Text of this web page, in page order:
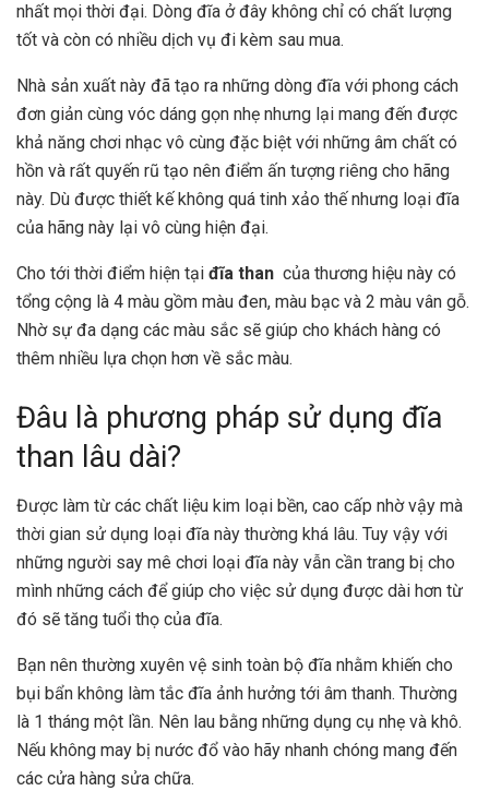
nhất mọi thời đại. Dòng đĩa ở đây không chỉ có chất lượng
tốt và còn có nhiều dịch vụ đi kèm sau mua.
Nhà sản xuất này đã tạo ra những dòng đĩa với phong cách
đơn giản cùng vóc dáng gọn nhẹ nhưng lại mang đến được
khả năng chơi nhạc vô cùng đặc biệt với những âm chất có
hồn và rất quyến rũ tạo nên điểm ấn tượng riêng cho hãng
này. Dù được thiết kế không quá tinh xảo thế nhưng loại đĩa
của hãng này lại vô cùng hiện đại.
Cho tới thời điểm hiện tại đĩa than của thương hiệu này có
tổng cộng là 4 màu gồm màu đen, màu bạc và 2 màu vân gỗ.
Nhờ sự đa dạng các màu sắc sẽ giúp cho khách hàng có
thêm nhiều lựa chọn hơn về sắc màu.
Đâu là phương pháp sử dụng đĩa
than lâu dài?
Được làm từ các chất liệu kim loại bền, cao cấp nhờ vậy mà
thời gian sử dụng loại đĩa này thường khá lâu. Tuy vậy với
những người say mê chơi loại đĩa này vẫn cần trang bị cho
mình những cách để giúp cho việc sử dụng được dài hơn từ
đó sẽ tăng tuổi thọ của đĩa.
Bạn nên thường xuyên vệ sinh toàn bộ đĩa nhằm khiến cho
bụi bẩn không làm tắc đĩa ảnh hưởng tới âm thanh. Thường
là 1 tháng một lần. Nên lau bằng những dụng cụ nhẹ và khô.
Nếu không may bị nước đổ vào hãy nhanh chóng mang đến
các cửa hàng sửa chữa.